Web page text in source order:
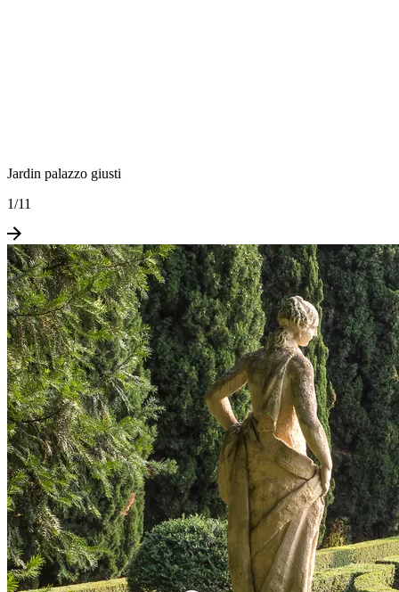
Jardin palazzo giusti
1/11